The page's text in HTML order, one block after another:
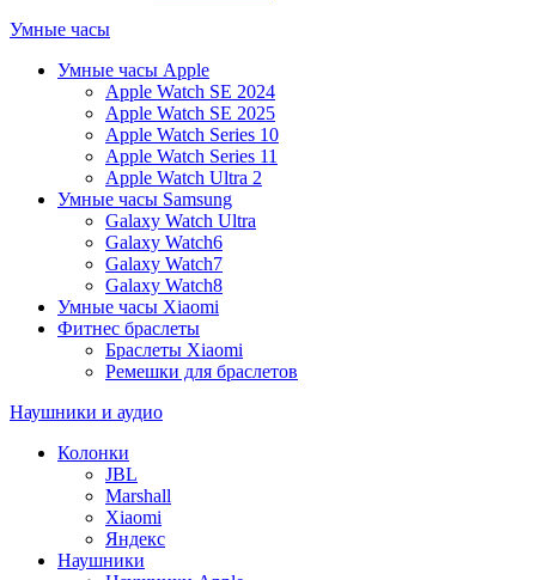
Умные часы
Умные часы Apple
Apple Watch SE 2024
Apple Watch SE 2025
Apple Watch Series 10
Apple Watch Series 11
Apple Watch Ultra 2
Умные часы Samsung
Galaxy Watch Ultra
Galaxy Watch6
Galaxy Watch7
Galaxy Watch8
Умные часы Xiaomi
Фитнес браслеты
Браслеты Xiaomi
Ремешки для браслетов
Наушники и аудио
Колонки
JBL
Marshall
Xiaomi
Яндекс
Наушники